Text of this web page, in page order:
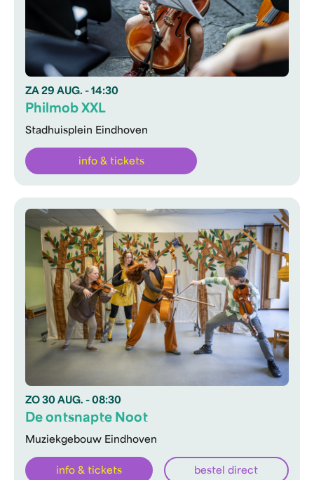
ZA 29 AUG. - 14:30
Stadhuisplein Eindhoven
Philmob XXL
info & tickets
ZO 30 AUG. - 08:30
Muziekgebouw Eindhoven
De ontsnapte Noot
info & tickets bestel direct